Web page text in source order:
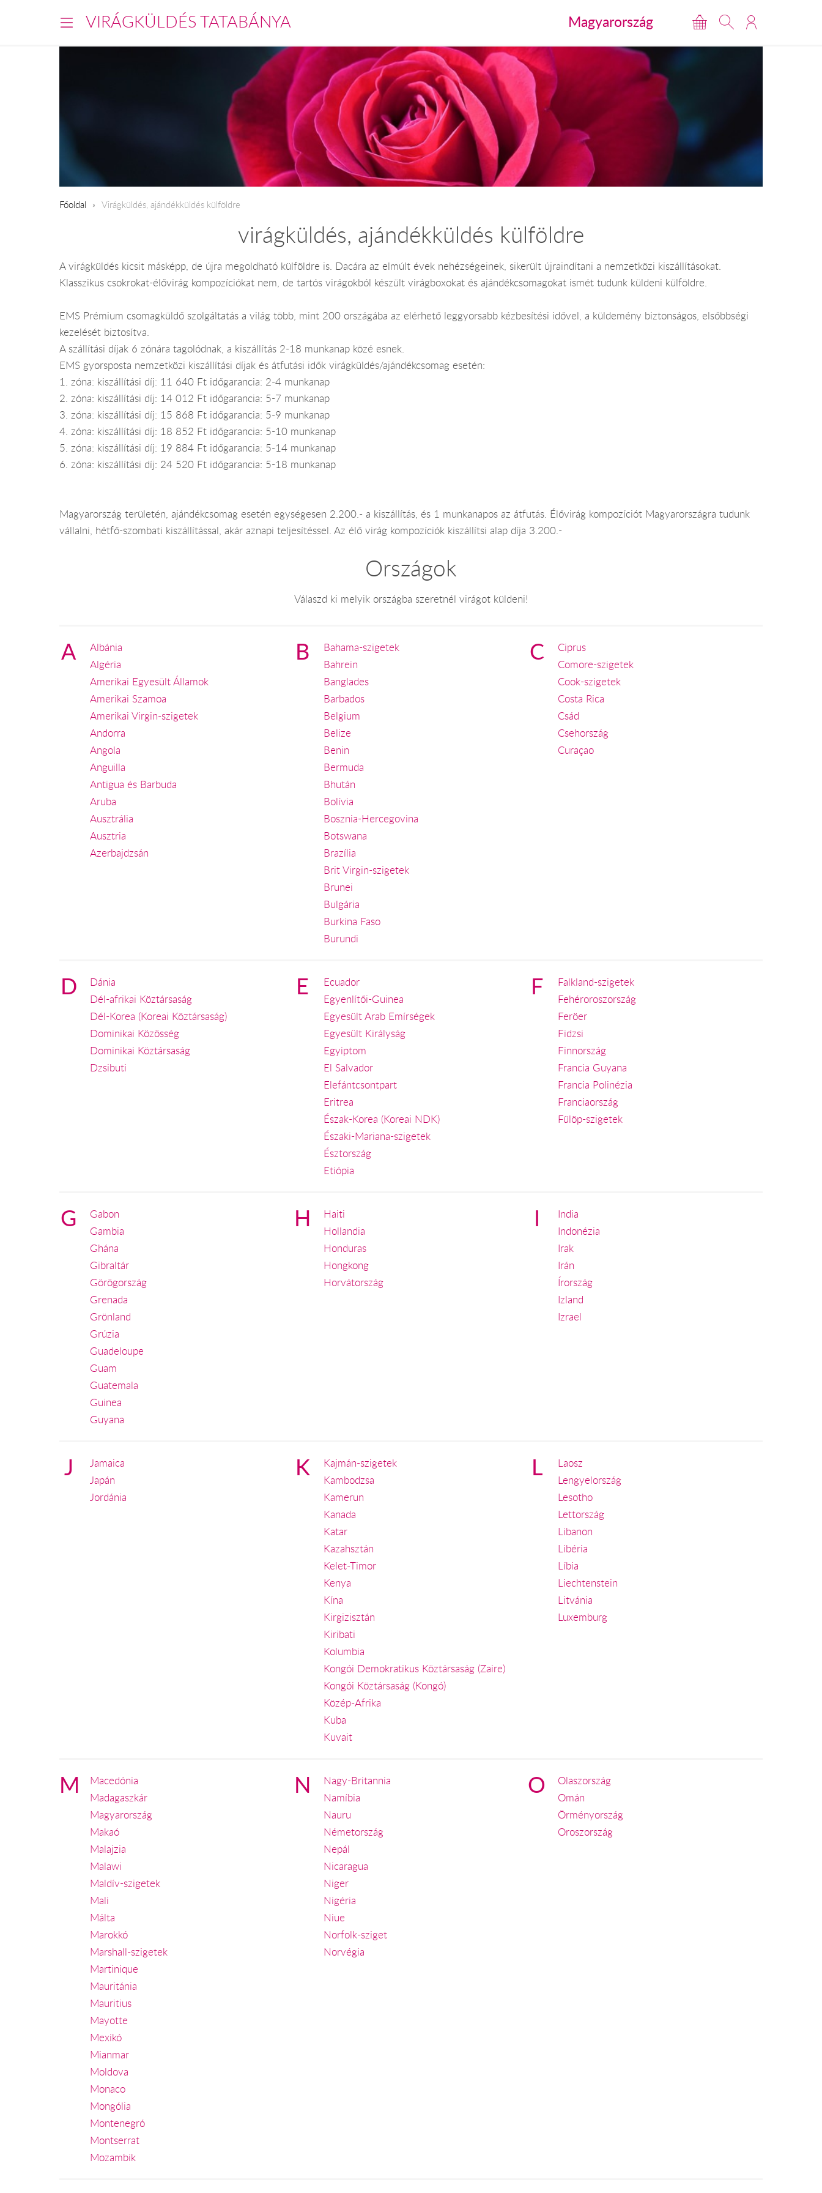
VIRÁGKÜLDÉS TATABÁNYA Magyarország
Főoldal Virágküldés, ajándékküldés külföldre
virágküldés, ajándékküldés külföldre
A virágküldés kicsit másképp, de újra megoldható külföldre is. Dacára az elmúlt évek nehézségeinek, sikerült újraindítani a nemzetközi kiszállításokat.
Klasszikus csokrokat-élővirág kompozíciókat nem, de tartós virágokból készült virágboxokat és ajándékcsomagokat ismét tudunk küldeni külföldre.
EMS Prémium csomagküldő szolgáltatás a világ több, mint 200 országába az elérhető leggyorsabb kézbesítési idővel, a küldemény biztonságos, elsőbbségi
kezelését biztosítva.
A szállítási díjak 6 zónára tagolódnak, a kiszállítás 2-18 munkanap közé esnek.
EMS gyorsposta nemzetközi kiszállítási díjak és átfutási idők virágküldés/ajándékcsomag esetén:
1. zóna: kiszállítási díj: 11 640 Ft időgarancia: 2-4 munkanap
2. zóna: kiszállítási díj: 14 012 Ft időgarancia: 5-7 munkanap
3. zóna: kiszállítási díj: 15 868 Ft időgarancia: 5-9 munkanap
4. zóna: kiszállítási díj: 18 852 Ft időgarancia: 5-10 munkanap
5. zóna: kiszállítási díj: 19 884 Ft időgarancia: 5-14 munkanap
6. zóna: kiszállítási díj: 24 520 Ft időgarancia: 5-18 munkanap
Magyarország területén, ajándékcsomag esetén egységesen 2.200.- a kiszállítás, és 1 munkanapos az átfutás. Élővirág kompozíciót Magyarországra tudunk
vállalni, hétfő-szombati kiszállítással, akár aznapi teljesítéssel. Az élő virág kompozíciók kiszállítsi alap díja 3.200.-
Országok
Válaszd ki melyik országba szeretnél virágot küldeni!
A
Albánia
Algéria
Amerikai Egyesült Államok
Amerikai Szamoa
Amerikai Virgin-szigetek
Andorra
Angola
Anguilla
Antigua és Barbuda
Aruba
Ausztrália
Ausztria
Azerbajdzsán
B
Bahama-szigetek
Bahrein
Banglades
Barbados
Belgium
Belize
Benin
Bermuda
Bhután
Bolívia
Bosznia-Hercegovina
Botswana
Brazília
Brit Virgin-szigetek
Brunei
Bulgária
Burkina Faso
Burundi
C
Ciprus
Comore-szigetek
Cook-szigetek
Costa Rica
Csád
Csehország
Curaçao
D
Dánia
Dél-afrikai Köztársaság
Dél-Korea (Koreai Köztársaság)
Dominikai Közösség
Dominikai Köztársaság
Dzsibuti
E
Ecuador
Egyenlítői-Guinea
Egyesült Arab Emírségek
Egyesült Királyság
Egyiptom
El Salvador
Elefántcsontpart
Eritrea
Észak-Korea (Koreai NDK)
Északi-Mariana-szigetek
Észtország
Etiópia
F
Falkland-szigetek
Fehéroroszország
Feröer
Fidzsi
Finnország
Francia Guyana
Francia Polinézia
Franciaország
Fülöp-szigetek
G
Gabon
Gambia
Ghána
Gibraltár
Görögország
Grenada
Grönland
Grúzia
Guadeloupe
Guam
Guatemala
Guinea
Guyana
H
Haiti
Hollandia
Honduras
Hongkong
Horvátország
I
India
Indonézia
Irak
Irán
Írország
Izland
Izrael
J
Jamaica
Japán
Jordánia
K
Kajmán-szigetek
Kambodzsa
Kamerun
Kanada
Katar
Kazahsztán
Kelet-Timor
Kenya
Kína
Kirgizisztán
Kiribati
Kolumbia
Kongói Demokratikus Köztársaság (Zaire)
Kongói Köztársaság (Kongó)
Közép-Afrika
Kuba
Kuvait
L
Laosz
Lengyelország
Lesotho
Lettország
Libanon
Libéria
Líbia
Liechtenstein
Litvánia
Luxemburg
M
Macedónia
Madagaszkár
Magyarország
Makaó
Malajzia
Malawi
Maldív-szigetek
Mali
Málta
Marokkó
Marshall-szigetek
Martinique
Mauritánia
Mauritius
Mayotte
Mexikó
Mianmar
Moldova
Monaco
Mongólia
Montenegró
Montserrat
Mozambik
N
Nagy-Britannia
Namíbia
Nauru
Németország
Nepál
Nicaragua
Niger
Nigéria
Niue
Norfolk-sziget
Norvégia
O
Olaszország
Omán
Örményország
Oroszország